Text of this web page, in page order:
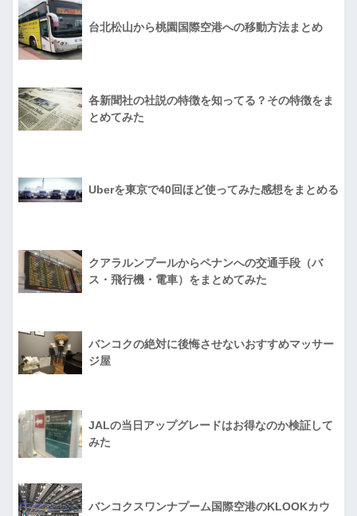
台北松山から桃園国際空港への移動方法まとめ
各新聞社の社説の特徴を知ってる？その特徴をま
とめてみた
Uberを東京で40回ほど使ってみた感想をまとめる
クアラルンプールからペナンへの交通手段（バ
ス・飛行機・電車）をまとめてみた
バンコクの絶対に後悔させないおすすめマッサー
ジ屋
JALの当日アップグレードはお得なのか検証して
みた
バンコクスワンナプーム国際空港のKLOOKカウ